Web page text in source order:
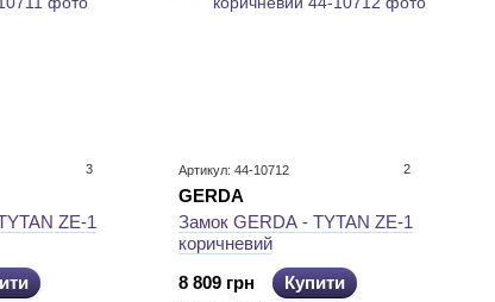
3
ZE-1
Артикул: 44-10712 2
GERDA
Замок GERDA - TYTAN ZE-1
коричневий
8 809 грн
Купити